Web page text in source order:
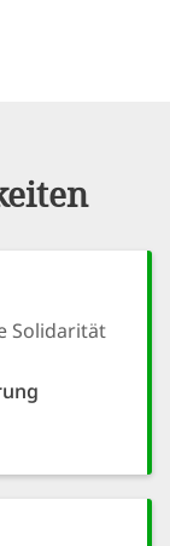
Solidarität